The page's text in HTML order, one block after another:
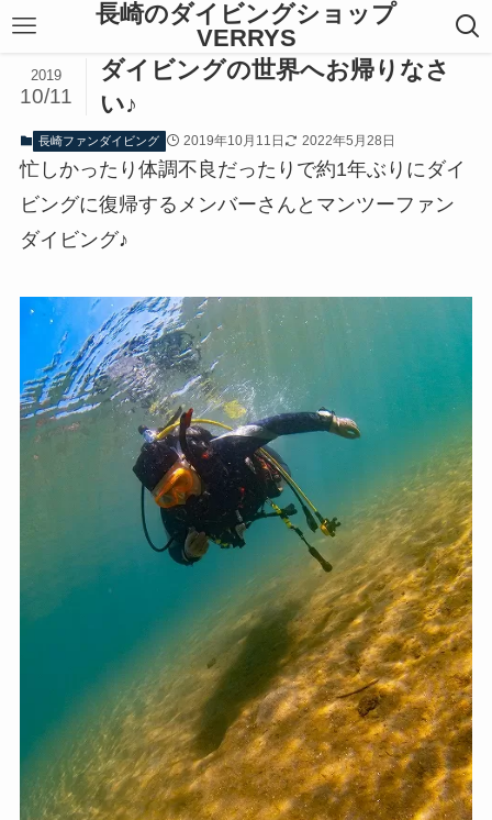
長崎のダイビングショップ
VERRYS
ダイビングの世界へお帰りなさ
い♪
2019
10/11
長崎ファンダイビング 2019年10月11日 2022年5月28日
忙しかったり体調不良だったりで約1年ぶりにダイ
ビングに復帰するメンバーさんとマンツーファン
ダイビング♪